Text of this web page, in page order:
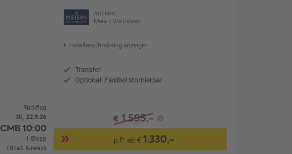
Anbieter:
Meiers Weltreisen
Hotelbeschreibung anzeigen
Transfer
Optional: Flexibel stornierbar
Rückflug
Di., 22.9.26
CMB10:00
1 Stopp
Etihad Airways
€ 1.595,-
p.P. ab € 1.330,-